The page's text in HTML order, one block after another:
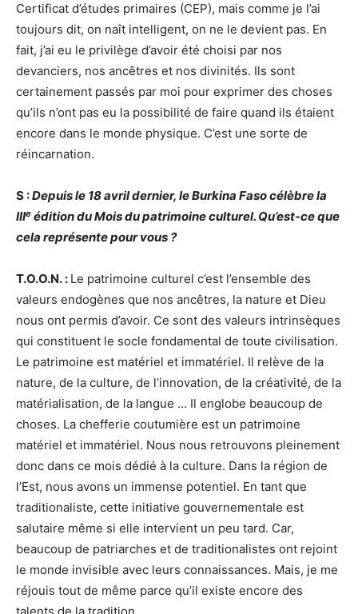
Certificat d’études primaires (CEP), mais comme je l’ai
toujours dit, on naît intelligent, on ne le devient pas. En
fait, j’ai eu le privilège d’avoir été choisi par nos
devanciers, nos ancêtres et nos divinités. Ils sont
certainement passés par moi pour exprimer des choses
qu’ils n’ont pas eu la possibilité de faire quand ils étaient
encore dans le monde physique. C’est une sorte de
réincarnation.
S :Depuis le 18 avril dernier, le Burkina Faso célèbre la
IIIe édition du Mois du patrimoine culturel. Qu’est-ce que
cela représente pour vous ?
T.O.O.N. : Le patrimoine culturel c’est l’ensemble des
valeurs endogènes que nos ancêtres, la nature et Dieu
nous ont permis d’avoir. Ce sont des valeurs intrinsèques
qui constituent le socle fondamental de toute civilisation.
Le patrimoine est matériel et immatériel. Il relève de la
nature, de la culture, de l’innovation, de la créativité, de la
matérialisation, de la langue … Il englobe beaucoup de
choses. La chefferie coutumière est un patrimoine
matériel et immatériel. Nous nous retrouvons pleinement
donc dans ce mois dédié à la culture. Dans la région de
l’Est, nous avons un immense potentiel. En tant que
traditionaliste, cette initiative gouvernementale est
salutaire même si elle intervient un peu tard. Car,
beaucoup de patriarches et de traditionalistes ont rejoint
le monde invisible avec leurs connaissances. Mais, je me
réjouis tout de même parce qu’il existe encore des